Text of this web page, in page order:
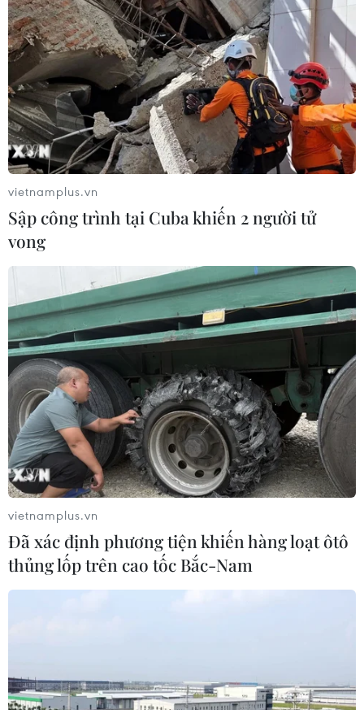
vietnamplus.vn
Sập công trình tại Cuba khiến 2 người tử
vong
vietnamplus.vn
Đã xác định phương tiện khiến hàng loạt ôtô
thủng lốp trên cao tốc Bắc-Nam